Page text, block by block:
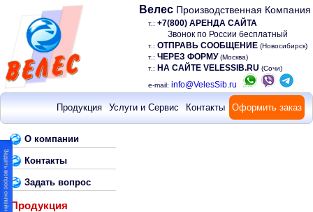
Велес Производственная Компания
т.: +7(800) АРЕНДА САЙТА
Звонок по России бесплатный
т.: ОТПРАВЬ СООБЩЕНИЕ (Новосибирск)
т.: ЧЕРЕЗ ФОРМУ (Москва)
т.: НА САЙТЕ VELESSIB.RU (Сочи)
e-mail: info@VelesSib.ru
Продукция Услуги и Сервис Контакты Оформить заказ
О компании
Контакты
Задать вопрос
Продукция